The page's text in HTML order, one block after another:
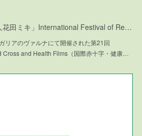
花田ミキ」International Festival of Re…
リアのヴァルナにて開催された第21回
Cross and Health Films（国際赤十字・健康…